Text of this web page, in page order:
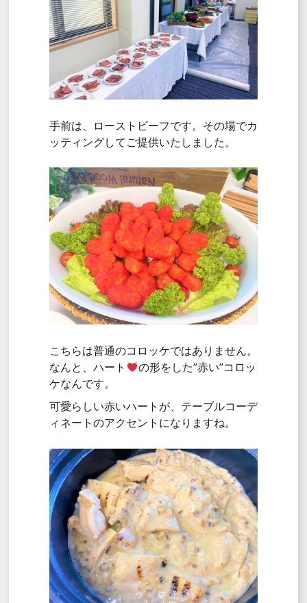
手前は、ローストビーフです。その場でカ
ッティングしてご提供いたしました。
こちらは普通のコロッケではありません。
なんと、ハート
の形をした”赤い”コロッ
ケなんです。
可愛らしい赤いハートが、テーブルコーデ
ィネートのアクセントになりますね。